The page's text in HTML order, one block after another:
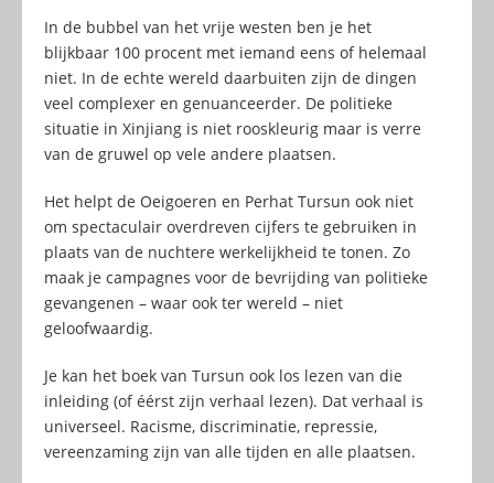
In de bubbel van het vrije westen ben je het
blijkbaar 100 procent met iemand eens of helemaal
niet. In de echte wereld daarbuiten zijn de dingen
veel complexer en genuanceerder. De politieke
situatie in Xinjiang is niet rooskleurig maar is verre
van de gruwel op vele andere plaatsen.
Het helpt de Oeigoeren en Perhat Tursun ook niet
om spectaculair overdreven cijfers te gebruiken in
plaats van de nuchtere werkelijkheid te tonen. Zo
maak je campagnes voor de bevrijding van politieke
gevangenen – waar ook ter wereld – niet
geloofwaardig.
Je kan het boek van Tursun ook los lezen van die
inleiding (of éérst zijn verhaal lezen). Dat verhaal is
universeel. Racisme, discriminatie, repressie,
vereenzaming zijn van alle tijden en alle plaatsen.